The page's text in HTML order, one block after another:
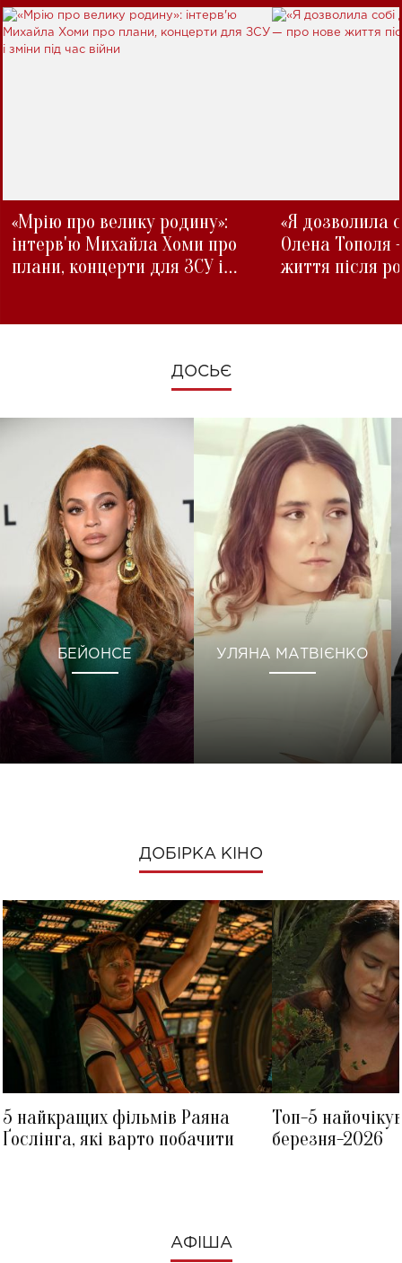
«Мрію про велику родину»:
інтерв'ю Михайла Хоми про
плани, концерти для ЗСУ і
«Я дозволила
Олена Тополя
життя після
ДОСЬЄ
БЕЙОНСЕ УЛЯНА МАТВІЄНКО
ДОБІРКА КІНО
5 найкращих фільмів Раяна
Ґослінга, які варто побачити
Топ-5
березня-2026
АФІША